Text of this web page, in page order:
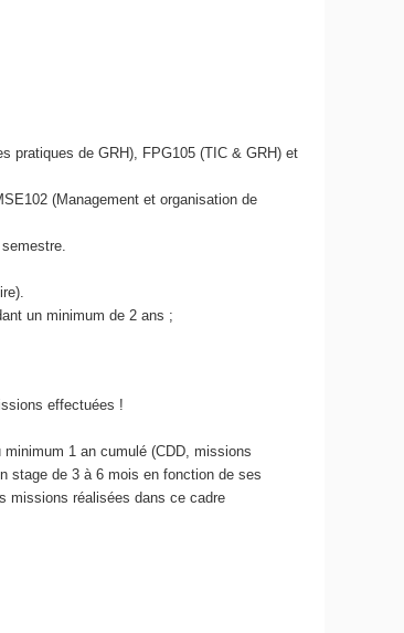
pratiques de GRH), FPG105 (TIC & GRH) et
(Management et organisation de
un minimum de 2 ans ;
effectuées !
1 an cumulé (CDD, missions
stage de 3 à 6 mois en fonction de ses
missions réalisées dans ce cadre